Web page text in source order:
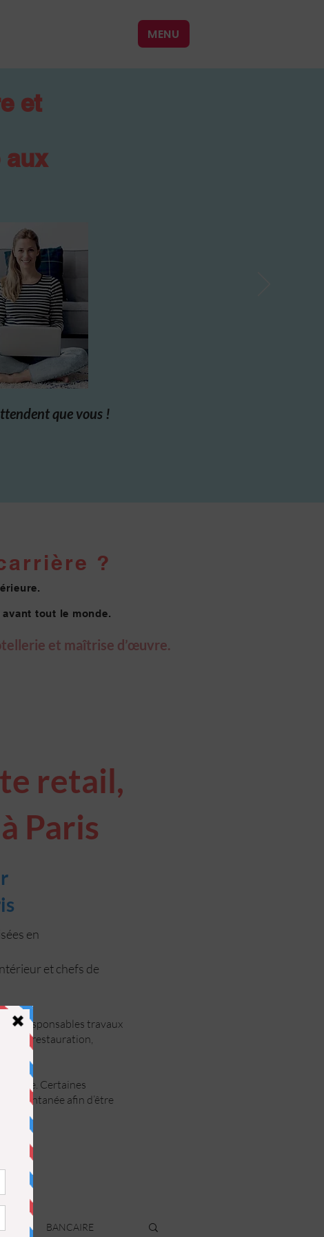
MENU
et
aux
que vous !
?
tout le monde.
et maîtrise d’œuvre.
retail,
Paris
en
et chefs de
responsables travaux
restauration,
Certaines
spontanée afin d’être
BANCAIRE